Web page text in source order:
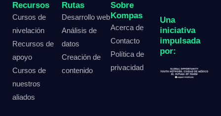
Recursos
Cursos de
nivelación
Recursos de
apoyo
Cursos de
nuestros
aliados
Rutas
Desarrollo web
Análisis de
datos
Creación de
contenido
Sobre
Kompas
Acerca de
Contacto
Política de
privacidad
Una
iniciativa
impulsada
por: